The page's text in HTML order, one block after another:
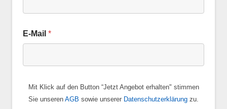
E-Mail *
Mit Klick auf den Button “Jetzt Angebot erhalten" stimmen
Sie unseren AGB sowie unserer Datenschutzerklärung zu.